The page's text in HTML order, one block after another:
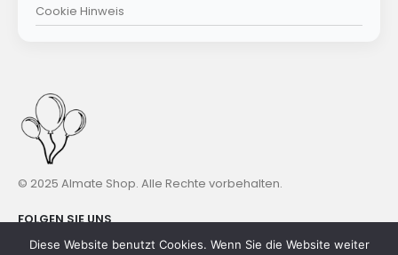
Cookie Hinweis
© 2025 Almate Shop. Alle Rechte vorbehalten.
FOLGEN SIE UNS
Diese Website benutzt Cookies. Wenn Sie die Website weiter